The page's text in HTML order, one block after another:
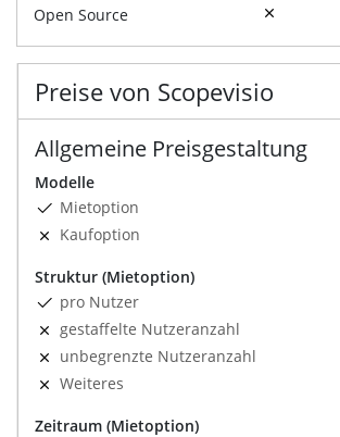
Open Source
Preise von Scopevisio
Allgemeine Preisgestaltung
Modelle
Mietoption
Kaufoption
Struktur (Mietoption)
pro Nutzer
gestaffelte Nutzeranzahl
unbegrenzte Nutzeranzahl
Weiteres
Zeitraum (Mietoption)